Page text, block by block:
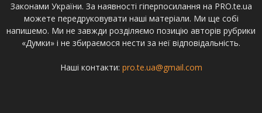
Законами України. За наявності гіперпосилання на PRO.te.ua
можете передруковувати наші матеріали. Ми ще собі
напишемо. Ми не завжди розділяємо позицію авторів рубрики
«Думки» і не збираємося нести за неї відповідальність.
Наші контакти: pro.te.ua@gmail.com